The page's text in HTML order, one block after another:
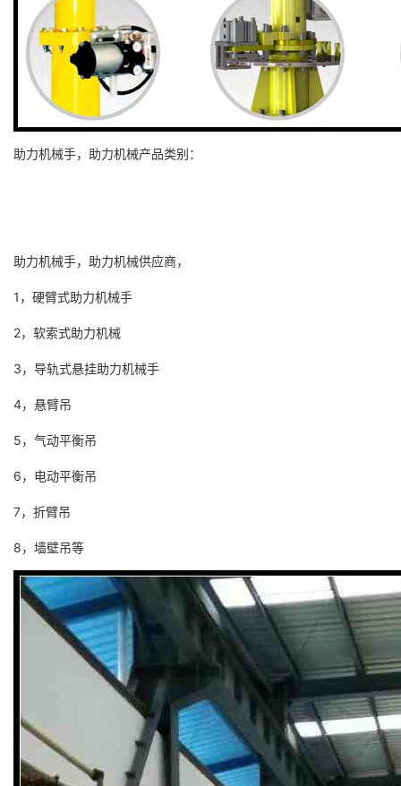
助力机械手，助力机械产品类别：
助力机械手，助力机械供应商，
1，硬臂式助力机械手
2，软索式助力机械
3，导轨式悬挂助力机械手
4，悬臂吊
5，气动平衡吊
6，电动平衡吊
7，折臂吊
8，墙壁吊等